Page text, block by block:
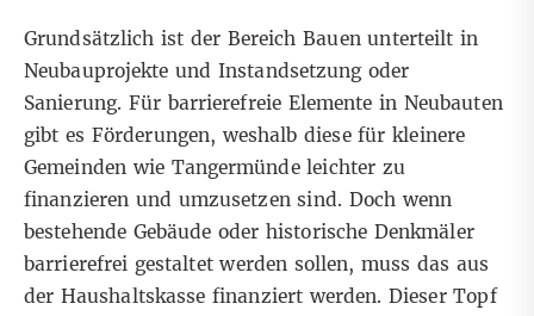
Grundsätzlich ist der Bereich Bauen unterteilt in
Neubauprojekte und Instandsetzung oder
Sanierung. Für barrierefreie Elemente in Neubauten
gibt es Förderungen, weshalb diese für kleinere
Gemeinden wie Tangermünde leichter zu
finanzieren und umzusetzen sind. Doch wenn
bestehende Gebäude oder historische Denkmäler
barrierefrei gestaltet werden sollen, muss das aus
der Haushaltskasse finanziert werden. Dieser Topf